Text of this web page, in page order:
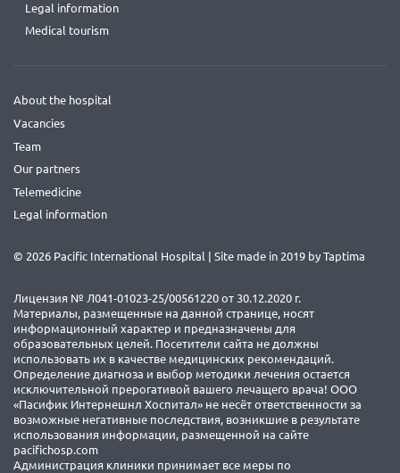
Legal information
Medical tourism
About the hospital
Vacancies
Team
Our partners
Telemedicine
Legal information
© 2026 Pacific International Hospital | Site made in 2019 by Taptima
Лицензия № Л041-01023-25/00561220 от 30.12.2020 г.
Материалы, размещенные на данной странице, носят
информационный характер и предназначены для
образовательных целей. Посетители сайта не должны
использовать их в качестве медицинских рекомендаций.
Определение диагноза и выбор методики лечения остается
исключительной прерогативой вашего лечащего врача! ООО
«Пасифик Интернешнл Хоспитал» не несёт ответственности за
возможные негативные последствия, возникшие в результате
использования информации, размещенной на сайте
pacifichosp.com
Администрация клиники принимает все меры по